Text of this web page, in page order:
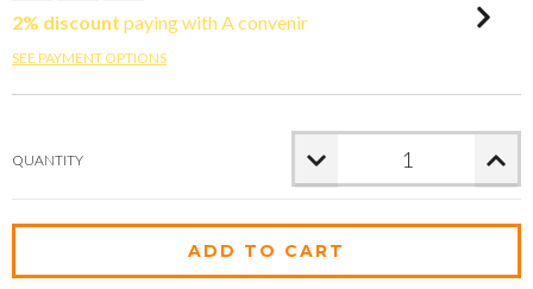
2% discount paying with A convenir
SEE PAYMENT OPTIONS
QUANTITY